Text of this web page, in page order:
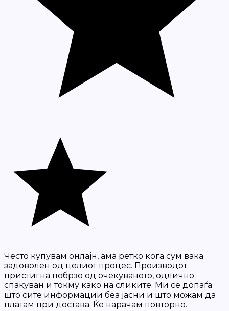
Често купувам онлајн, ама ретко кога сум вака
задоволен од целиот процес. Производот
пристигна побрзо од очекуваното, одлично
спакуван и токму како на сликите. Ми се допаѓа
што сите информации беа јасни и што можам да
платам при достава. Ќе нарачам повторно.